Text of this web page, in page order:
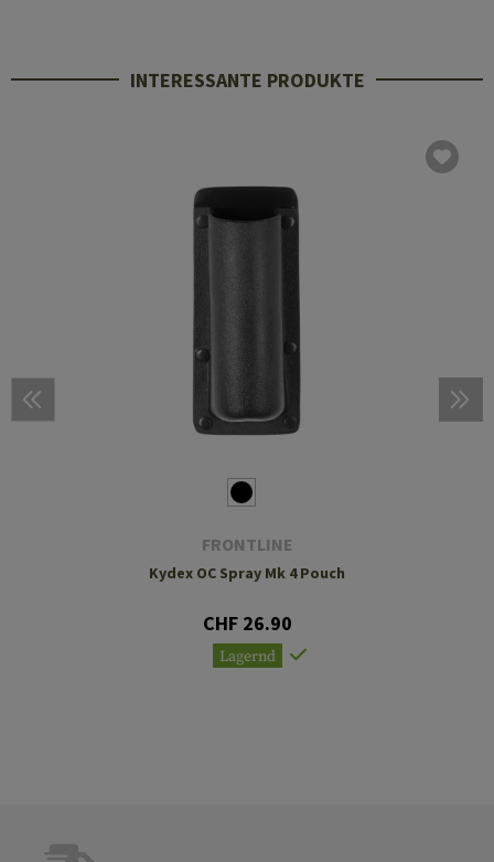
INTERESSANTE PRODUKTE
FRONTLINE
Kydex OC Spray Mk 4 Pouch
CHF 26.90
Lagernd